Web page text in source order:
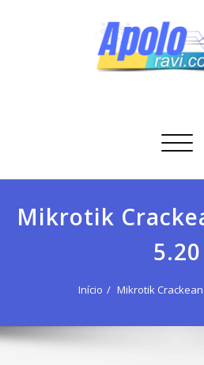
Mikrotik
5.20
Início Mikrotik